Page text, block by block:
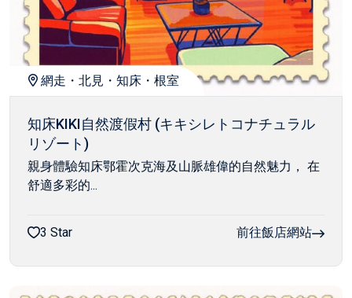
網走・北見・知床・根室
知床KIKI自然渡假村 (キキシレトコナチュラル
リゾート)
親身體驗知床鄂霍次克海及山脈雄偉的自然魅力， 在
舒適多彩的...
3 Star 前往飯店網站